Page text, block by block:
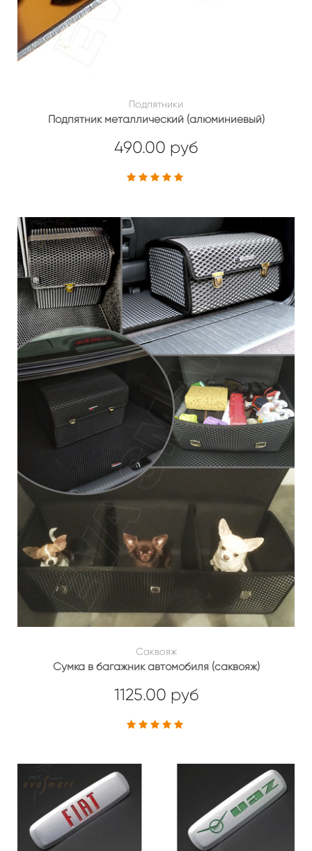
Подпятники
Подпятник металлический (алюминиевый)
490.00 руб
Саквояж
Сумка в багажник автомобиля (саквояж)
1125.00 руб